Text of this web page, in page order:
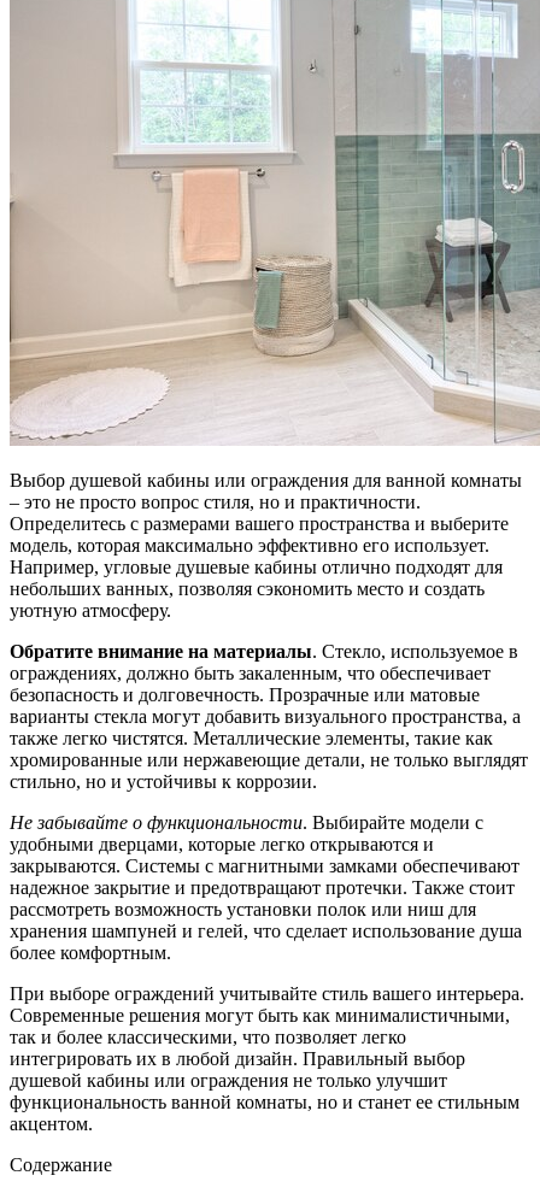
Выбор душевой кабины или ограждения для ванной комнаты
– это не просто вопрос стиля, но и практичности.
Определитесь с размерами вашего пространства и выберите
модель, которая максимально эффективно его использует.
Например, угловые душевые кабины отлично подходят для
небольших ванных, позволяя сэкономить место и создать
уютную атмосферу.
Обратите внимание на материалы. Стекло, используемое в
ограждениях, должно быть закаленным, что обеспечивает
безопасность и долговечность. Прозрачные или матовые
варианты стекла могут добавить визуального пространства, а
также легко чистятся. Металлические элементы, такие как
хромированные или нержавеющие детали, не только выглядят
стильно, но и устойчивы к коррозии.
Не забывайте о функциональности. Выбирайте модели с
удобными дверцами, которые легко открываются и
закрываются. Системы с магнитными замками обеспечивают
надежное закрытие и предотвращают протечки. Также стоит
рассмотреть возможность установки полок или ниш для
хранения шампуней и гелей, что сделает использование душа
более комфортным.
При выборе ограждений учитывайте стиль вашего интерьера.
Современные решения могут быть как минималистичными,
так и более классическими, что позволяет легко
интегрировать их в любой дизайн. Правильный выбор
душевой кабины или ограждения не только улучшит
функциональность ванной комнаты, но и станет ее стильным
акцентом.
Содержание